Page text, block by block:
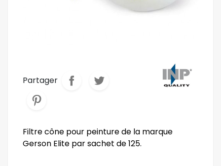
Partager
Filtre cône pour peinture de la marque
Gerson Elite par sachet de 125.